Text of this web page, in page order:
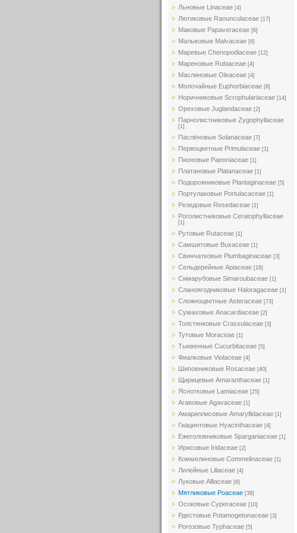
Льновые Linaceae [4]
Лютиковые Ranunculaceae [17]
Маковые Papaveraceae [6]
Мальвовые Malvaceae [6]
Маревые Chenopodiaceae [12]
Мареновые Rubiaceae [4]
Маслиновые Oleaceae [4]
Молочайные Euphorbiaceae [8]
Норичниковые Scrophulariaceae [14]
Ореховые Juglandaceae [2]
Парнолистниковые Zygophyllaceae
[1]
Паслёновые Solanaceae [7]
Первоцветные Primulaceae [1]
Пионовые Paeoniaceae [1]
Платановые Platanaceae [1]
Подорожниковые Plantaginaceae [5]
Портулаковые Portulacaceae [1]
Резедовые Resedaceae [1]
Роголистниковые Ceratophyllaceae
[1]
Рутовые Rutaceae [1]
Самшитовые Buxaceae [1]
Свинчатковые Plumbaginaceae [3]
Сельдерейные Apiaceae [16]
Симарубовые Simaroubaceae [1]
Сланоягодниковые Haloragaceae [1]
Сложноцветные Asteraceae [73]
Сумаховые Anacardiaceae [2]
Толстянковые Crassulaceae [3]
Тутовые Moraceae [1]
Тыквенные Cucurbitaceae [5]
Фиалковые Violaceae [4]
Шиповниковые Rosaceae [40]
Щирицевые Amaranthaceae [1]
Яснотковые Lamiaceae [25]
Агавовые Agavaceae [1]
Амариллисовые Amaryllidaceae [1]
Гиацинтовые Hyacinthaceae [4]
Ежеголовниковые Sparganiaceae [1]
Ирисовые Iridaceae [2]
Коммелиновые Commelinaceae [1]
Лилейные Liliaceae [4]
Луковые Alliaceae [6]
Мятликовые Poaceae [38]
Осоковые Cyperaceae [10]
Рдестовые Potamogetonaceae [3]
Рогозовые Typhaceae [5]